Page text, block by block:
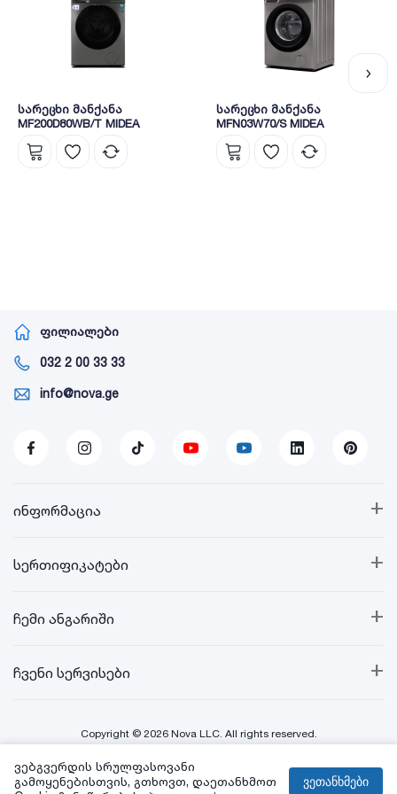
სარეცხი მანქანა
MF200D80WB/T MIDEA
სარეცხი მანქანა
MFN03W70/S MIDEA
ფილიალები
032 2 00 33 33
info@nova.ge
+
ინფორმაცია
+
სერთიფიკატები
+
ჩემი ანგარიში
+
ჩვენი სერვისები
Copyright © 2026 Nova LLC. All rights reserved.
Created By:
ვებგვერდის სრულფასოვანი
გამოყენებისთვის, გთხოვთ, დაეთანხმოთ
ვეთანხმები